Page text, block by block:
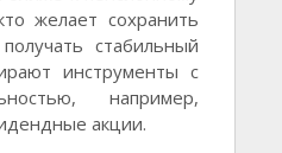
желает сохранить
стабильный
инструменты с
например,
акции.